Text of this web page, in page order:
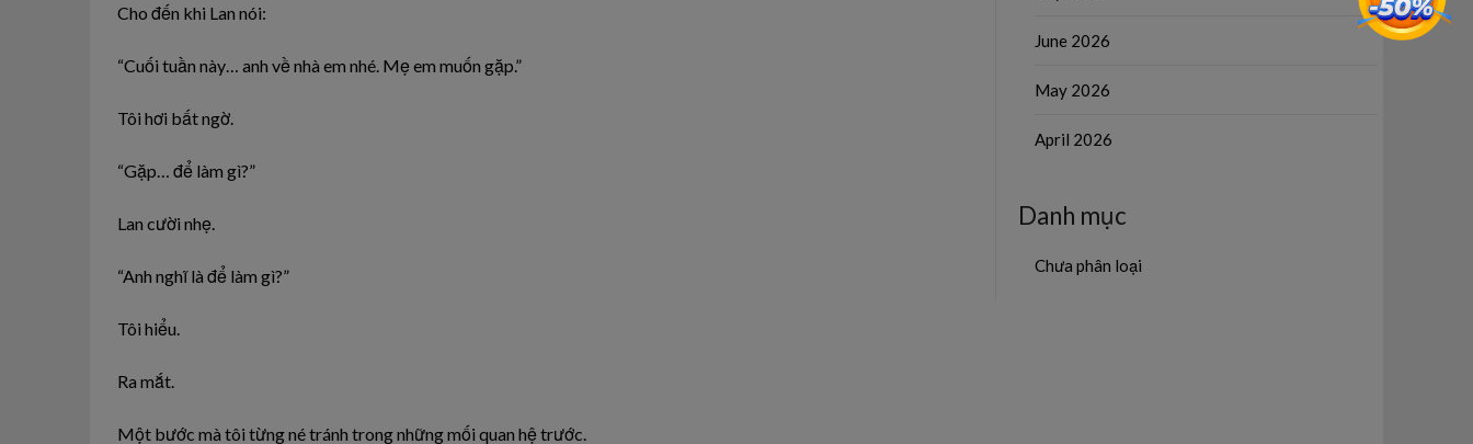
Cho đến khi Lan nói:
“Cuối tuần này… anh về nhà em nhé. Mẹ em muốn gặp.”
Tôi hơi bất ngờ.
“Gặp… để làm gì?”
Lan cười nhẹ.
“Anh nghĩ là để làm gì?”
Tôi hiểu.
Ra mắt.
Một bước mà tôi từng né tránh trong những mối quan hệ trước.
June 2026
May 2026
April 2026
Danh mục
Chưa phân loại